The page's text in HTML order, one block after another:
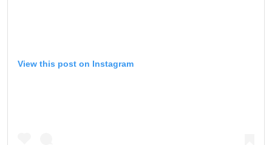
View this post on Instagram